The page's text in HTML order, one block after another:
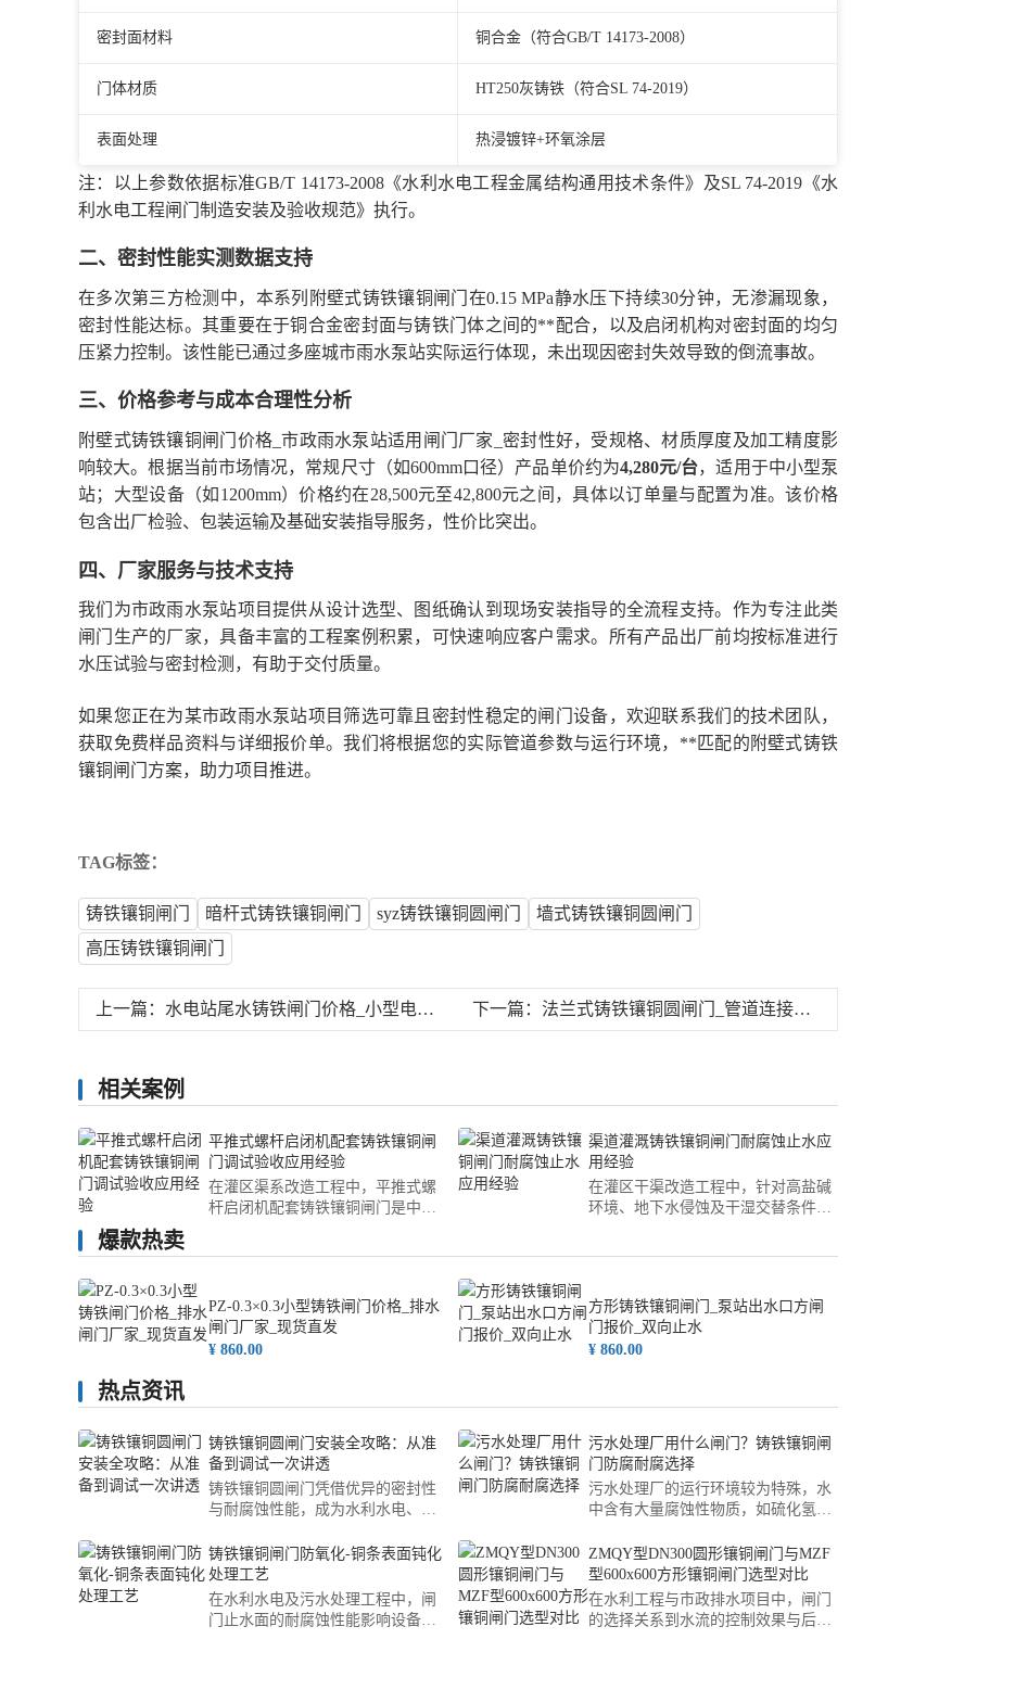
密封面材料 铜合金（符合GB/T 14173-2008）
门体材质 HT250灰铸铁（符合SL 74-2019）
表面处理 热浸镀锌+环氧涂层
注：以上参数依据标准GB/T 14173-2008《水利水电工程金属结构通用技术条件》及SL 74-2019《水
利水电工程闸门制造安装及验收规范》执行。
二、密封性能实测数据支持
在多次第三方检测中，本系列附壁式铸铁镶铜闸门在0.15 MPa静水压下持续30分钟，无渗漏现象，
密封性能达标。其重要在于铜合金密封面与铸铁门体之间的**配合，以及启闭机构对密封面的均匀
压紧力控制。该性能已通过多座城市雨水泵站实际运行体现，未出现因密封失效导致的倒流事故。
三、价格参考与成本合理性分析
附壁式铸铁镶铜闸门价格_市政雨水泵站适用闸门厂家_密封性好，受规格、材质厚度及加工精度影
响较大。根据当前市场情况，常规尺寸（如600mm口径）产品单价约为4,280元/台，适用于中小型泵
站；大型设备（如1200mm）价格约在28,500元至42,800元之间，具体以订单量与配置为准。该价格
包含出厂检验、包装运输及基础安装指导服务，性价比突出。
四、厂家服务与技术支持
我们为市政雨水泵站项目提供从设计选型、图纸确认到现场安装指导的全流程支持。作为专注此类
闸门生产的厂家，具备丰富的工程案例积累，可快速响应客户需求。所有产品出厂前均按标准进行
水压试验与密封检测，有助于交付质量。
如果您正在为某市政雨水泵站项目筛选可靠且密封性稳定的闸门设备，欢迎联系我们的技术团队，
获取免费样品资料与详细报价单。我们将根据您的实际管道参数与运行环境，**匹配的附壁式铸铁
镶铜闸门方案，助力项目推进。
TAG标签：
铸铁镶铜闸门 暗杆式铸铁镶铜闸门 syz铸铁镶铜圆闸门
墙式铸铁镶铜圆闸门
高压铸铁镶铜闸门
上一篇： 水电站尾水铸铁闸门价格_小型电站冲沙孔闸门厂家_耐磨 下一篇： 法兰式铸铁镶铜圆闸门_管道连接单向止水闸门报价_安装便捷
相关案例
平推式螺杆启闭机配套铸铁镶铜闸
门调试验收应用经验
在灌区渠系改造工程中，平推式螺
杆启闭机配套铸铁镶铜闸门是中小
螺杆启闭机。通过规范安装与调
试，可维持启闭灵活、无卡阻、密
封，满足运行要求。以下结合工程
渠道灌溉铸铁镶铜闸门耐腐蚀止水应
用经验
在灌区干渠改造工程中，针对高盐碱
环境、地下水侵蚀及干湿交替条件，
参考。说明：本文所述方案为综合多
个灌区改造工程经验形成的技术参考
模型，并非特指某一具体项目或真实
爆款热卖
PZ-0.3×0.3小型铸铁闸门价格_排水
闸门厂家_现货直发
¥ 860.00
方形铸铁镶铜闸门_泵站出水口方闸
门报价_双向止水
¥ 860.00
热点资讯
铸铁镶铜圆闸门安装全攻略：从准
备到调试一次讲透
铸铁镶铜圆闸门凭借优异的密封性
与耐腐蚀性能，成为水利水电、城
备。其安装质量影响闸门能否长期
稳定运行。本文融合多篇技术资料
与工程实践经验，系统梳理从前期
准备、基础处理、门框导轨安装、
污水处理厂用什么闸门？铸铁镶铜闸
门防腐耐腐选择
污水处理厂的运行环境较为特殊，水
中含有大量腐蚀性物质，如硫化氢、
出了要求。在面临污水处理厂用什么
闸门？铸铁镶铜闸门防腐耐腐选择的
问题时，工程师通常倾向于铸铁镶铜
结构。该方案利用铸铁的强度高度作
铸铁镶铜闸门防氧化-铜条表面钝化
处理工艺
在水利水电及污水处理工程中，闸
门止水面的耐腐蚀性能影响设备的
ZMQY型DN300圆形镶铜闸门与MZF
型600x600方形镶铜闸门选型对比
在水利工程与市政排水项目中，闸门
的选择关系到水流的控制效果与后续